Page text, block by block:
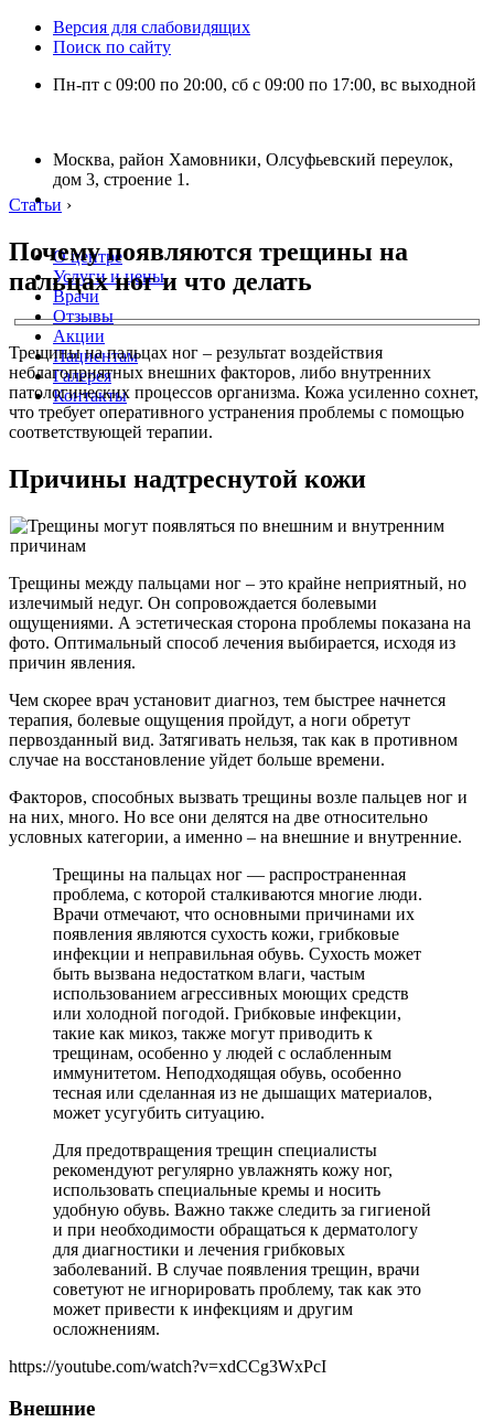
Версия для слабовидящих
Поиск по сайту
Пн-пт с 09:00 по 20:00, сб с 09:00 по 17:00, вс выходной
Москва, район Хамовники, Олсуфьевский переулок,
дом 3, строение 1.
О центре
Услуги и цены
Врачи
Отзывы
Акции
Пациентам
Галерея
Контакты
Статьи ›
Почему появляются трещины на
пальцах ног и что делать
Трещины на пальцах ног – результат воздействия
неблагоприятных внешних факторов, либо внутренних
патологических процессов организма. Кожа усиленно сохнет,
что требует оперативного устранения проблемы с помощью
соответствующей терапии.
Причины надтреснутой кожи
Трещины между пальцами ног – это крайне неприятный, но
излечимый недуг. Он сопровождается болевыми
ощущениями. А эстетическая сторона проблемы показана на
фото. Оптимальный способ лечения выбирается, исходя из
причин явления.
Чем скорее врач установит диагноз, тем быстрее начнется
терапия, болевые ощущения пройдут, а ноги обретут
первозданный вид. Затягивать нельзя, так как в противном
случае на восстановление уйдет больше времени.
Факторов, способных вызвать трещины возле пальцев ног и
на них, много. Но все они делятся на две относительно
условных категории, а именно – на внешние и внутренние.
Трещины на пальцах ног — распространенная
проблема, с которой сталкиваются многие люди.
Врачи отмечают, что основными причинами их
появления являются сухость кожи, грибковые
инфекции и неправильная обувь. Сухость может
быть вызвана недостатком влаги, частым
использованием агрессивных моющих средств
или холодной погодой. Грибковые инфекции,
такие как микоз, также могут приводить к
трещинам, особенно у людей с ослабленным
иммунитетом. Неподходящая обувь, особенно
тесная или сделанная из не дышащих материалов,
может усугубить ситуацию.
Для предотвращения трещин специалисты
рекомендуют регулярно увлажнять кожу ног,
использовать специальные кремы и носить
удобную обувь. Важно также следить за гигиеной
и при необходимости обращаться к дерматологу
для диагностики и лечения грибковых
заболеваний. В случае появления трещин, врачи
советуют не игнорировать проблему, так как это
может привести к инфекциям и другим
осложнениям.
https://youtube.com/watch?v=xdCCg3WxPcI
Внешние